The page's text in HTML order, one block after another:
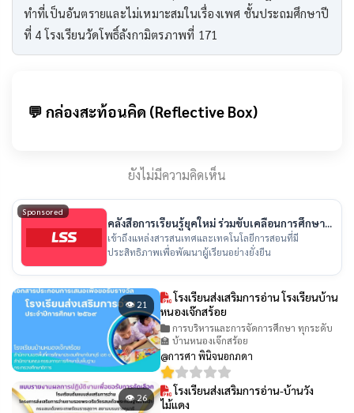
ทำที่เป็นอันตรายและไม่เหมาะสมในเรื่องเพศ ชั้นประถมศึกษาปี
ที่ 4 โรงเรียนวัดโพธิ์ลังกามิตรภาพที่ 171
💬 กล่องสะท้อนคิด (Reflective Box)
ยังไม่มีความคิดเห็น
Sponsored
คลังสื่อการเรียนรู้ยุคใหม่ ร่วมขับเคลื่อนการศึกษา
ไทย
เข้าถึงแหล่งสารสนเทศและเทคโนโลยีการสอนที่มี
ประสิทธิภาพเพื่อพัฒนาผู้เรียนอย่างยั่งยืน
👁 21
โรงเรียนส่งเสริมการอ่าน โรงเรียนบ้าน
หนองเจ๊กสร้อย
การบริหารและการจัดการศึกษา ทุกระดับ
🏫 บ้านหนองเจ๊กสร้อย
@การศา พินิจนอกภดา
👁 26
โรงเรียนส่งเสริมการอ่าน-บ้านวัง
ไม้แดง